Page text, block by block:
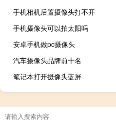
手机相机后置摄像头打不开
手机摄像头可以拍太阳吗
安卓手机做pc摄像头
汽车摄像头品牌前十名
笔记本打开摄像头蓝屏